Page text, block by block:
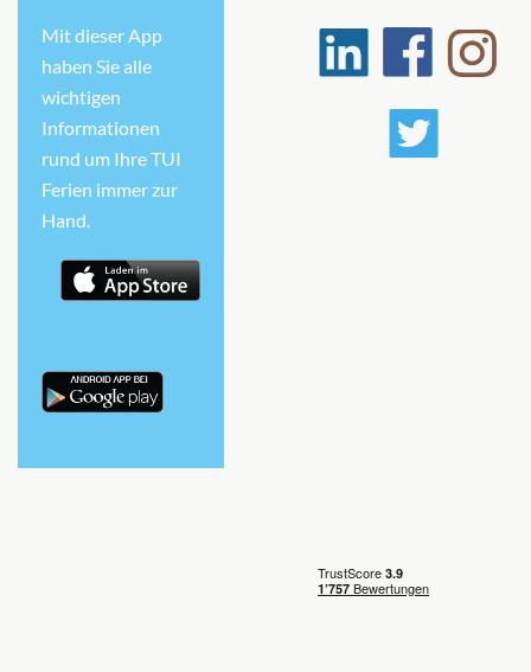
Mit dieser App
haben Sie alle
wichtigen
Informationen
rund um Ihre TUI
Ferien immer zur
Hand.